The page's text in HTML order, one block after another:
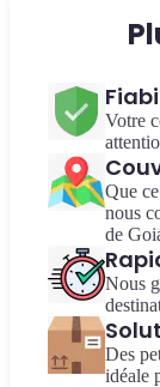
Votre
Que
nous
de
Nous
Des
idéale